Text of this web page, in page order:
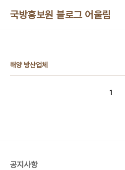
국방홍보원 블로그 어울림
해양 방산업체
1
공지사항